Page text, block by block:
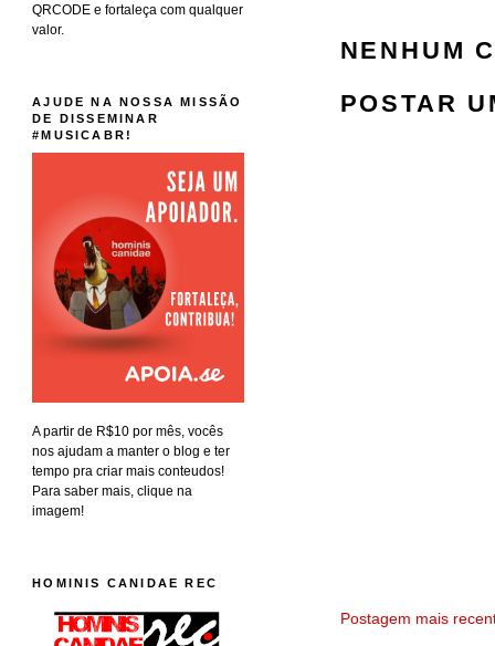
NENHUM
POSTAR
Postagem mais
QRCODE e fortaleça com qualquer
valor.
AJUDE NA NOSSA MISSÃO
DE DISSEMINAR
#MUSICABR!
A partir de R$10 por mês, vocês
nos ajudam a manter o blog e ter
tempo pra criar mais conteudos!
Para saber mais, clique na
imagem!
HOMINIS CANIDAE REC